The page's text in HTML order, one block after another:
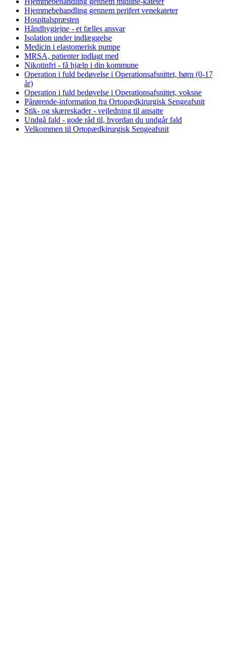
Hjemmebehandling gennem perifert venekateter
Hospitalspræsten
Håndhygiejne - et fælles ansvar
Isolation under indlæggelse
Medicin i elastomerisk pumpe
MRSA, patienter indlagt med
Nikotinfri - få hjælp i din kommune
Operation i fuld bedøvelse i Operationsafsnittet, børn (0-17
år)
Operation i fuld bedøvelse i Operationsafsnittet, voksne
Pårørende-information fra Ortopædkirurgisk Sengeafsnit
Stik- og skæreskader - vejledning til ansatte
Undgå fald - gode råd til, hvordan du undgår fald
Velkommen til Ortopædkirurgisk Sengeafsnit